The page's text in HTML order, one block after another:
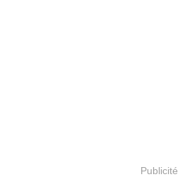
Publicité